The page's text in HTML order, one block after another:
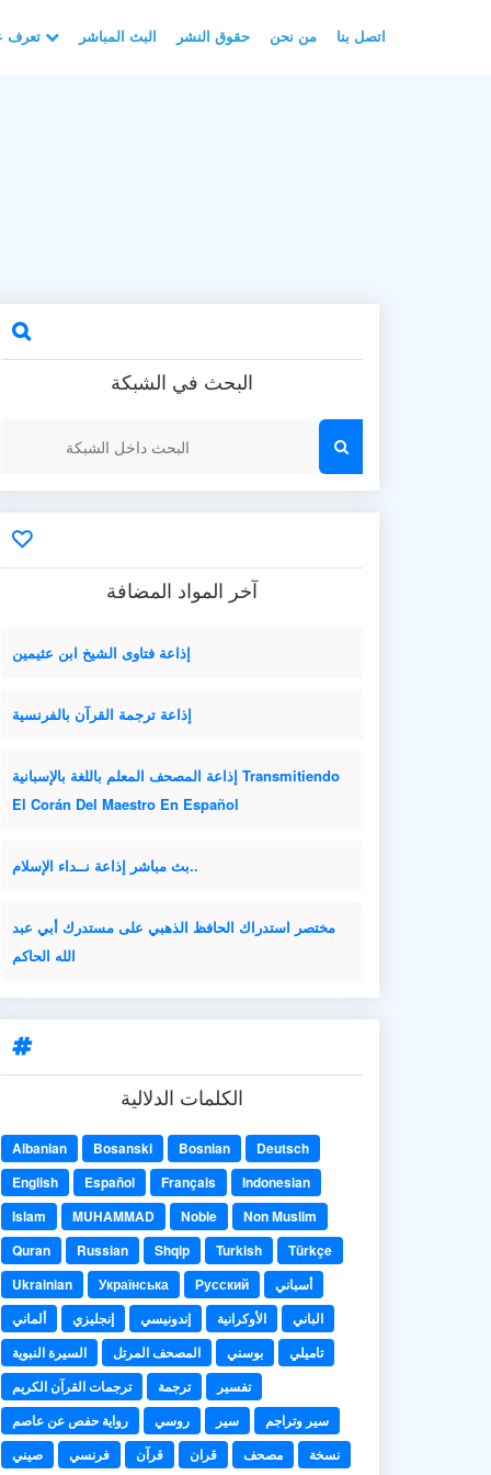
البث المباشر حقوق النشر من نحن اتصل بنا
البحث في الشبكة
آخر المواد المضافة
إذاعة فتاوى الشيخ ابن عثيمين
إذاعة ترجمة القرآن بالفرنسية
إذاعة المصحف المعلم باللغة بالإسبانية Transmitiendo
El Corán Del Maestro En Español
بث مباشر إذاعة نــداء الإسلام..
مختصر استدراك الحافظ الذهبي على مستدرك أبي عبد
الله الحاكم
الكلمات الدلالية
Albanian Bosanski Bosnian
Deutsch
English
Español Français
Indonesian
Islam
MUHAMMAD Noble
Non Muslim
Quran
Russian Shqip Turkish
Türkçe
Ukrainian
Українська Русский
أسباني
ألماني
إنجليزي إندونيسي الأوكرانية
الباني
السيرة النبوية
المصحف المرتل بوسني
تاميلي
ترجمات القرآن الكريم
ترجمة
تفسير
رواية حفص عن عاصم
روسي سير
سير وتراجم
صيني
فرنسي قرآن قران مصحف
نسخة